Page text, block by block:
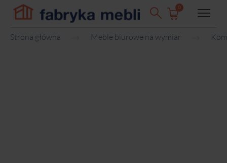
0
Strona główna Meble biurowe na wymiar